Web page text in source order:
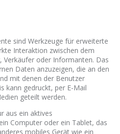
sind Werkzeuge für erweiterte
Interaktion zwischen dem
Verkäufer oder Informanten. Das
Daten anzuzeigen, die an den
mit denen der Benutzer
kann gedruckt, per E-Mail
geteilt werden.
aus ein aktives
Computer oder ein Tablet, das
mobiles Gerät wie ein